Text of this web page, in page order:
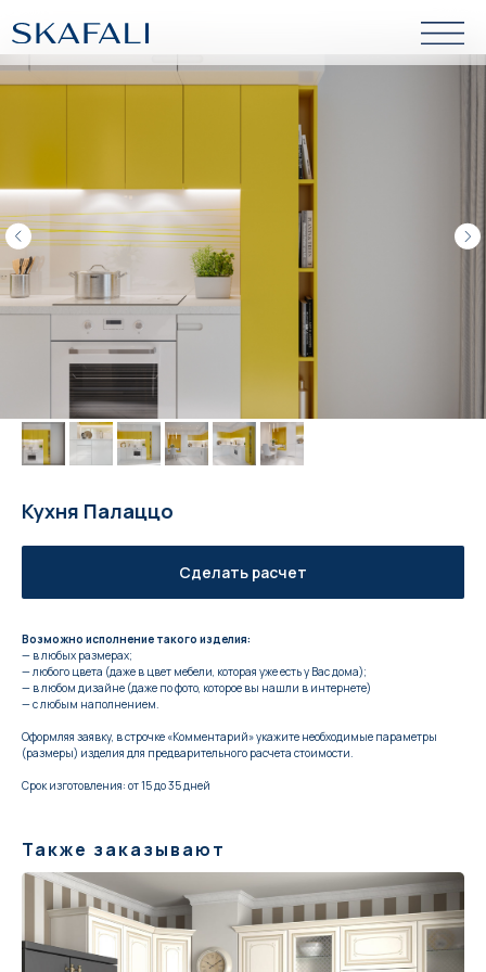
Кухня Палаццо
Сделать расчет
Возможно исполнение такого изделия:
— в любых размерах;
— любого цвета (даже в цвет мебели, которая уже есть у Вас дома);
— в любом дизайне (даже по фото, которое вы нашли в интернете)
— с любым наполнением.
Оформляя заявку, в строчке «Комментарий» укажите необходимые параметры
(размеры) изделия для предварительного расчета стоимости.
Срок изготовления: от 15 до 35 дней
Также заказывают